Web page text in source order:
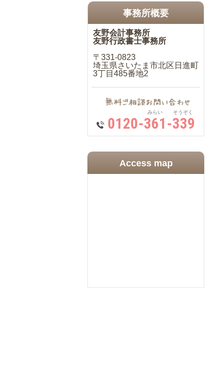
事務所概要
友野会計事務所
友野行政書士事務所
〒331-0823
埼玉県さいたま市北区日進町
3丁目485番地2
みらい そうぞく
0120-361-339
Access map